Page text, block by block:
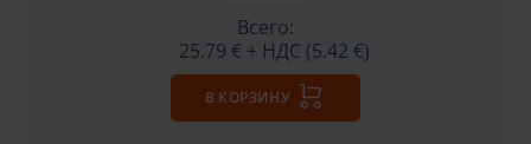
Всего:
25.79 € + НДС (5.42 €)
В КОРЗИНУ